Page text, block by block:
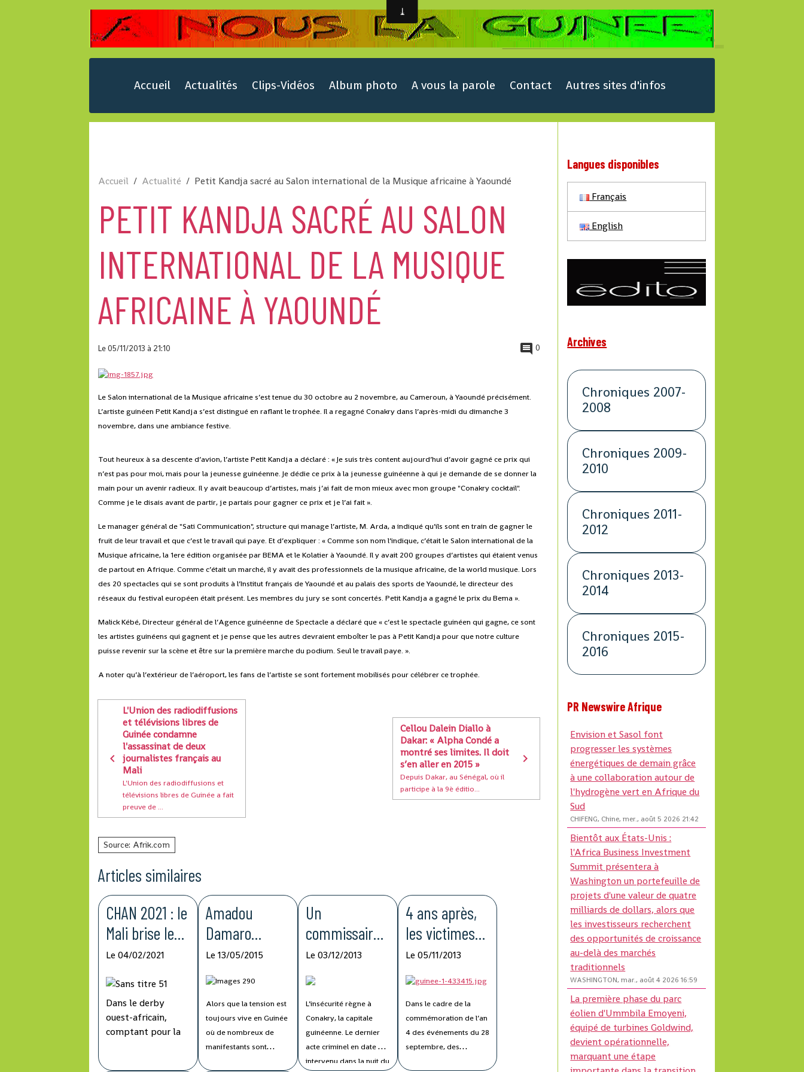
Accueil Actualités Clips-Vidéos Album photo A vous la parole Contact Autres sites d'infos
Accueil Actualité Petit Kandja sacré au Salon international de la Musique africaine à Yaoundé
PETIT KANDJA SACRÉ AU SALON
INTERNATIONAL DE LA MUSIQUE
AFRICAINE À YAOUNDÉ
Le 05/11/2013à 21:10 0
Le Salon international de la Musique africaine s’est tenue du 30 octobre au 2 novembre, au Cameroun, à Yaoundé précisément.
L’artiste guinéen Petit Kandja s’est distingué en raflant le trophée. Il a regagné Conakry dans l’après-midi du dimanche 3
novembre, dans une ambiance festive.
Tout heureux à sa descente d’avion, l’artiste Petit Kandja a déclaré : « Je suis très content aujourd’hui d’avoir gagné ce prix qui
n’est pas pour moi, mais pour la jeunesse guinéenne. Je dédie ce prix à la jeunesse guinéenne à qui je demande de se donner la
main pour un avenir radieux. Il y avait beaucoup d’artistes, mais j’ai fait de mon mieux avec mon groupe "Conakry cocktail".
Comme je le disais avant de partir, je partais pour gagner ce prix et je l’ai fait ».
Le manager général de "Sati Communication", structure qui manage l’artiste, M. Arda, a indiqué qu’ils sont en train de gagner le
fruit de leur travail et que c’est le travail qui paye. Et d’expliquer : « Comme son nom l’indique, c’était le Salon international de la
Musique africaine, la 1ere édition organisée par BEMA et le Kolatier à Yaoundé. Il y avait 200 groupes d’artistes qui étaient venus
de partout en Afrique. Comme c’était un marché, il y avait des professionnels de la musique africaine, de la world musique. Lors
des 20 spectacles qui se sont produits à l’Institut français de Yaoundé et au palais des sports de Yaoundé, le directeur des
réseaux du festival européen était présent. Les membres du jury se sont concertés. Petit Kandja a gagné le prix du Bema ».
Malick Kébé, Directeur général de l’Agence guinéenne de Spectacle a déclaré que « c’est le spectacle guinéen qui gagne, ce sont
les artistes guinéens qui gagnent et je pense que les autres devraient emboîter le pas à Petit Kandja pour que notre culture
puisse revenir sur la scène et être sur la première marche du podium. Seul le travail paye. ».
A noter qu’à l’extérieur de l’aéroport, les fans de l’artiste se sont fortement mobilisés pour célébrer ce trophée.
L'Union des radiodiffusions
et télévisions libres de
Guinée condamne
l'assassinat de deux
journalistes français au
Mali
L'Union des radiodiffusions et
télévisions libres de Guinée a fait
preuve de ...
Cellou Dalein Diallo à
Dakar: « Alpha Condé a
montré ses limites. Il doit
s’en aller en 2015 »
Depuis Dakar, au Sénégal, où il
participe à la 9è éditio...
Source: Afrik.com
Articles similaires
CHAN 2021 : le
Mali brise le
rêve de la
Guinée et file
en finale
Le 04/02/2021
Dans le derby
ouest-africain,
comptant pour la
Amadou
Damaro
Camara: "En
Guinée,​
un rôle​ à
jouer​"
Le 13/05/2015
Alors que la tension est
toujours vive en Guinée
où de nombreux de
manifestants sont
Un
commissaire
de police
assassiné à
Le 03/12/2013
L’insécurité règne à
Conakry, la capitale
guinéenne. Le dernier
acte criminel en date est
intervenu dans la nuit du
4 ans après,
les victimes
du 28
septembre
justice !
Le 05/11/2013
Dans le cadre de la
commémoration de l’an
4 des événements du 28
septembre, des
Langues disponibles
Français
English
Archives
Chroniques 2007-
2008
Chroniques 2009-
2010
Chroniques 2011-
2012
Chroniques 2013-
2014
Chroniques 2015-
2016
PR Newswire Afrique
Envision et Sasol font
progresser les systèmes
énergétiques de demain grâce
à une collaboration autour de
l'hydrogène vert en Afrique du
Sud
CHIFENG, Chine, mer., août 5 2026 21:42
Bientôt aux États-Unis :
l'Africa Business Investment
Summit présentera à
Washington un portefeuille de
projets d'une valeur de quatre
milliards de dollars, alors que
les investisseurs recherchent
des opportunités de croissance
au-delà des marchés
traditionnels
WASHINGTON, mar., août 4 2026 16:59
La première phase du parc
éolien d'Ummbila Emoyeni,
équipé de turbines Goldwind,
devient opérationnelle,
marquant une étape